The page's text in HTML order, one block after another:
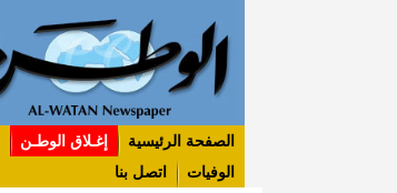
الصفحة الرئيسية إغـلاق الوطـن
الوفيات
اتصل بنا